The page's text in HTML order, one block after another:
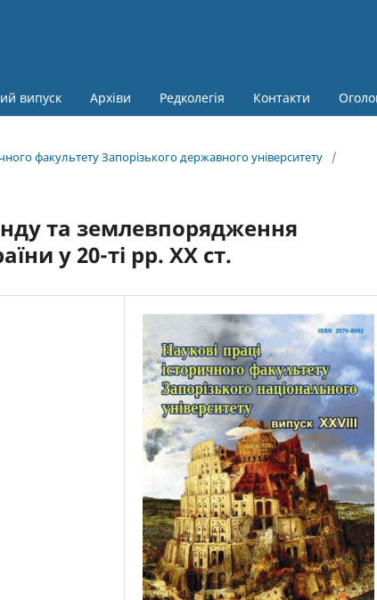
випуск Архіви Редколегія Контакти
факультету Запорізького державного університету
/
та землевпорядження
у 20-ті рр. ХХ ст.